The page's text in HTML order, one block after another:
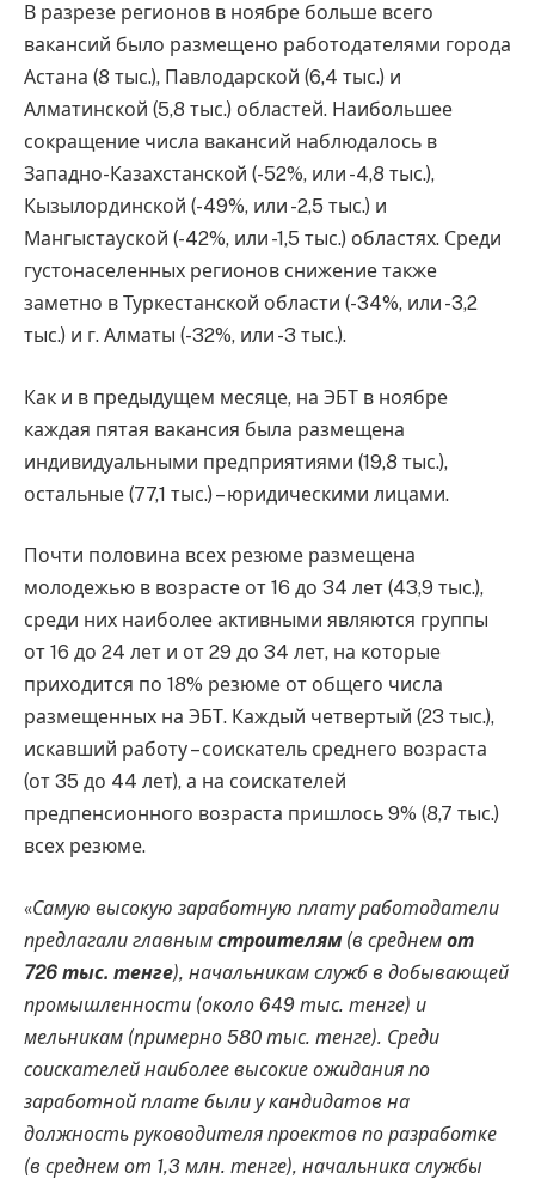
В разрезе регионов в ноябре больше всего
вакансий было размещено работодателями города
Астана (8 тыс.), Павлодарской (6,4 тыс.) и
Алматинской (5,8 тыс.) областей. Наибольшее
сокращение числа вакансий наблюдалось в
Западно-Казахстанской (-52%, или -4,8 тыс.),
Кызылординской (-49%, или -2,5 тыс.) и
Мангыстауской (-42%, или -1,5 тыс.) областях. Среди
густонаселенных регионов снижение также
заметно в Туркестанской области (-34%, или -3,2
тыс.) и г. Алматы (-32%, или -3 тыс.).
Как и в предыдущем месяце, на ЭБТ в ноябре
каждая пятая вакансия была размещена
индивидуальными предприятиями (19,8 тыс.),
остальные (77,1 тыс.) – юридическими лицами.
Почти половина всех резюме размещена
молодежью в возрасте от 16 до 34 лет (43,9 тыс.),
среди них наиболее активными являются группы
от 16 до 24 лет и от 29 до 34 лет, на которые
приходится по 18% резюме от общего числа
размещенных на ЭБТ. Каждый четвертый (23 тыс.),
искавший работу – соискатель среднего возраста
(от 35 до 44 лет), а на соискателей
предпенсионного возраста пришлось 9% (8,7 тыс.)
всех резюме.
«Самую высокую заработную плату работодатели
предлагали главным строителям(в среднем от
726 тыс. тенге), начальникам служб в добывающей
промышленности (около 649 тыс. тенге) и
мельникам (примерно 580 тыс. тенге). Среди
соискателей наиболее высокие ожидания по
заработной плате были у кандидатов на
должность руководителя проектов по разработке
(в среднем от 1,3 млн. тенге), начальника службы